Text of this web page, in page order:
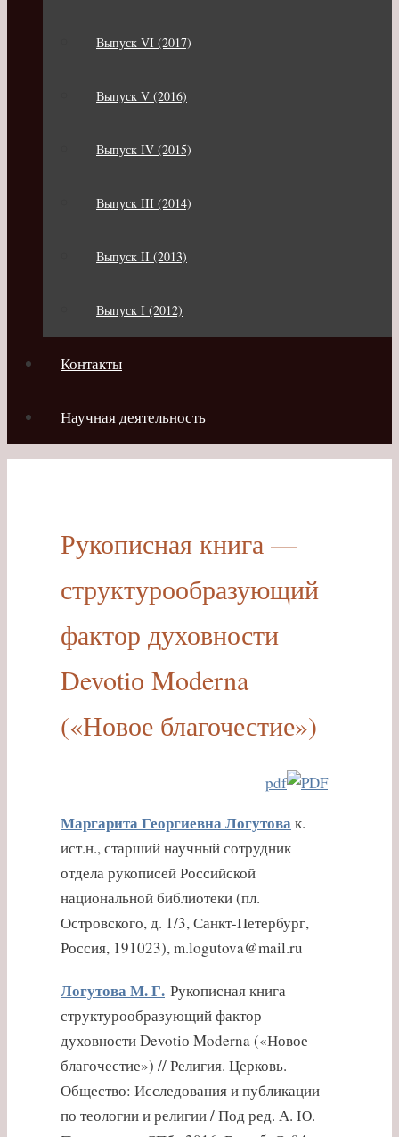
Выпуск VI (2017)
Выпуск V (2016)
Выпуск IV (2015)
Выпуск III (2014)
Выпуск II (2013)
Выпуск I (2012)
Контакты
Научная деятельность
Рукописная книга —
структурообразующий
фактор духовности
Devotiо Moderna
(«Новое благочестие»)
pdf
Маргарита Георгиевна Логутовак.
ист.н., старший научный сотрудник
отдела рукописей Российской
национальной библиотеки (пл.
Островского, д. 1/3, Санкт-Петербург,
Россия, 191023), m.logutova@mail.ru
Логутова М. Г. Рукописная книга —
структурообразующий фактор
духовности Devotiо Moderna («Новое
благочестие») // Религия. Церковь.
Общество: Исследования и публикации
по теологии и религии / Под ред. А. Ю.